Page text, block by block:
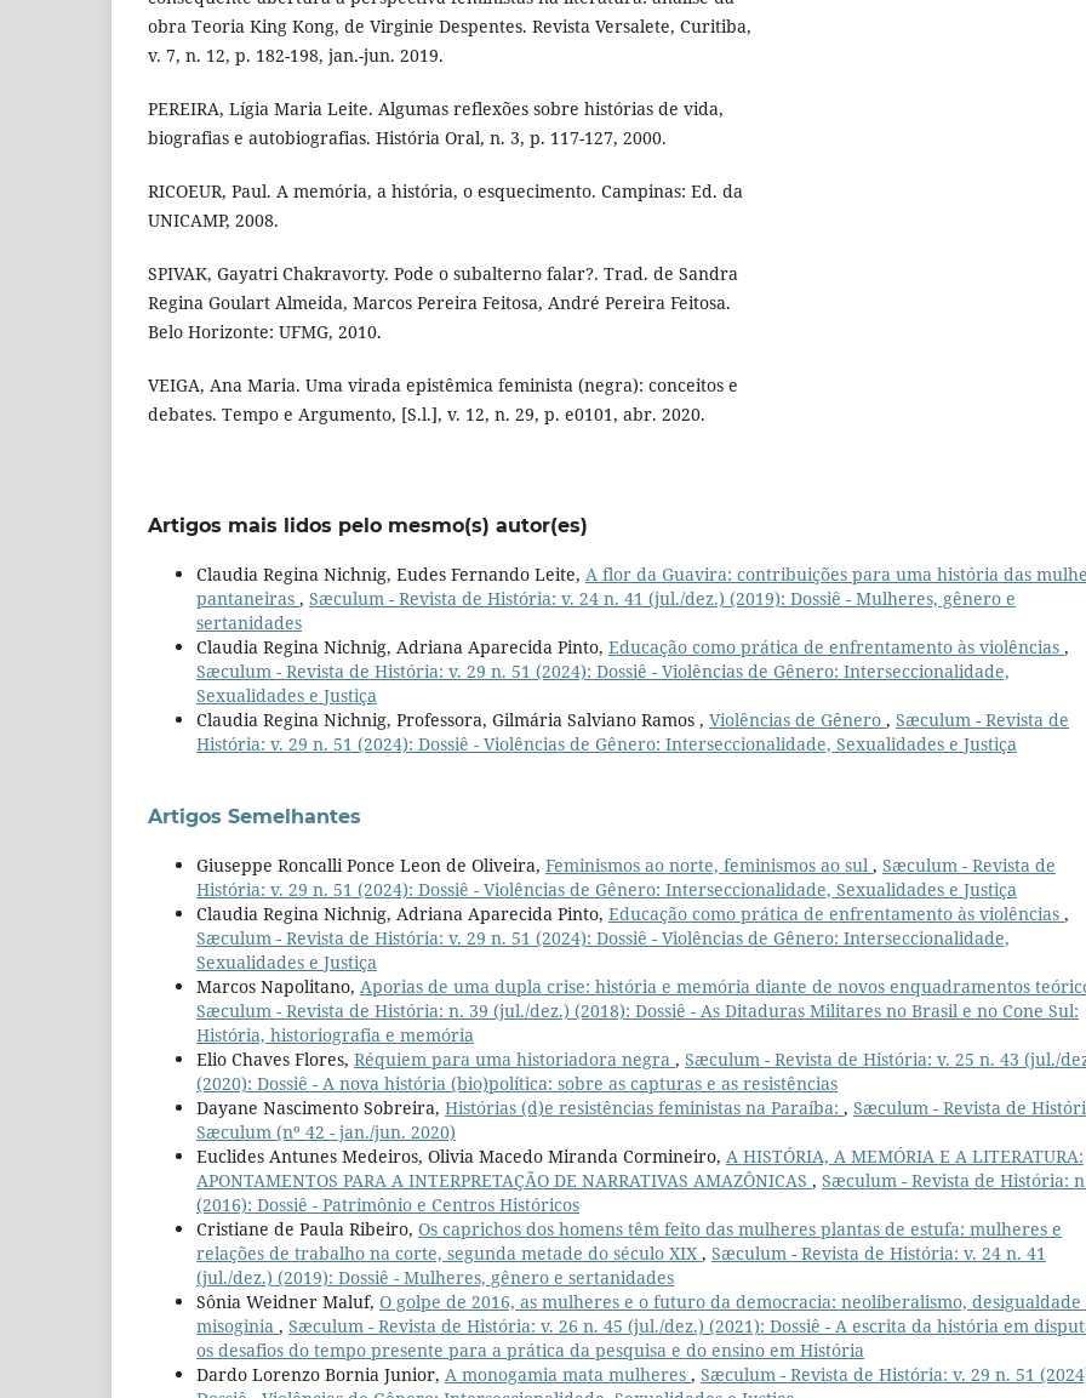
obra Teoria King Kong, de Virginie Despentes. Revista Versalete, Curitiba,
v. 7, n. 12, p. 182-198, jan.-jun. 2019.
PEREIRA, Lígia Maria Leite. Algumas reflexões sobre histórias de vida,
biografias e autobiografias. História Oral, n. 3, p. 117-127, 2000.
RICOEUR, Paul. A memória, a história, o esquecimento. Campinas: Ed. da
UNICAMP, 2008.
SPIVAK, Gayatri Chakravorty. Pode o subalterno falar?. Trad. de Sandra
Regina Goulart Almeida, Marcos Pereira Feitosa, André Pereira Feitosa.
Belo Horizonte: UFMG, 2010.
VEIGA, Ana Maria. Uma virada epistêmica feminista (negra): conceitos e
debates. Tempo e Argumento, [S.l.], v. 12, n. 29, p. e0101, abr. 2020.
Artigos mais lidos pelo mesmo(s) autor(es)
Claudia Regina Nichnig, Eudes Fernando Leite, A flor da Guavira: contribuições para uma história das
pantaneiras , Sæculum - Revista de História: v. 24 n. 41 (jul./dez.) (2019): Dossiê - Mulheres, gênero e
sertanidades
Claudia Regina Nichnig, Adriana Aparecida Pinto, Educação como prática de enfrentamento às violências ,
Sæculum - Revista de História: v. 29 n. 51 (2024): Dossiê - Violências de Gênero: Interseccionalidade,
Sexualidades e Justiça
Claudia Regina Nichnig, Professora, Gilmária Salviano Ramos , Violências de Gênero , Sæculum - Revista de
História: v. 29 n. 51 (2024): Dossiê - Violências de Gênero: Interseccionalidade, Sexualidades e Justiça
Artigos Semelhantes
Giuseppe Roncalli Ponce Leon de Oliveira, Feminismos ao norte, feminismos ao sul , Sæculum - Revista de
História: v. 29 n. 51 (2024): Dossiê - Violências de Gênero: Interseccionalidade, Sexualidades e Justiça
Claudia Regina Nichnig, Adriana Aparecida Pinto, Educação como prática de enfrentamento às violências ,
Sæculum - Revista de História: v. 29 n. 51 (2024): Dossiê - Violências de Gênero: Interseccionalidade,
Sexualidades e Justiça
Marcos Napolitano, Aporias de uma dupla crise: história e memória diante de novos enquadramentos
Sæculum - Revista de História: n. 39 (jul./dez.) (2018): Dossiê - As Ditaduras Militares no Brasil e no Cone Sul:
História, historiografia e memória
Elio Chaves Flores, Réquiem para uma historiadora negra , Sæculum - Revista de História: v. 25 n. 43 (jul./
(2020): Dossiê - A nova história (bio)política: sobre as capturas e as resistências
Dayane Nascimento Sobreira, Histórias (d)e resistências feministas na Paraíba: , Sæculum - Revista de
Sæculum (nº 42 - jan./jun. 2020)
Euclides Antunes Medeiros, Olivia Macedo Miranda Cormineiro, A HISTÓRIA, A MEMÓRIA E A LITERATURA:
APONTAMENTOS PARA A INTERPRETAÇÃO DE NARRATIVAS AMAZÔNICAS , Sæculum - Revista de História:
(2016): Dossiê - Patrimônio e Centros Históricos
Cristiane de Paula Ribeiro, Os caprichos dos homens têm feito das mulheres plantas de estufa: mulheres e
relações de trabalho na corte, segunda metade do século XIX , Sæculum - Revista de História: v. 24 n. 41
(jul./dez.) (2019): Dossiê - Mulheres, gênero e sertanidades
Sônia Weidner Maluf, O golpe de 2016, as mulheres e o futuro da democracia: neoliberalismo, desigualdade
misoginia , Sæculum - Revista de História: v. 26 n. 45 (jul./dez.) (2021): Dossiê - A escrita da história em
os desafios do tempo presente para a prática da pesquisa e do ensino em História
Dardo Lorenzo Bornia Junior, A monogamia mata mulheres , Sæculum - Revista de História: v. 29 n. 51